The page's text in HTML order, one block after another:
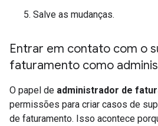
Salve as mudanças.
Entrar em contato com o
faturamento como
O papel de administrador de
permissões para criar casos de
de faturamento. Isso acontece